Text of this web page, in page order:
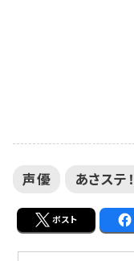
声優 あさステ！
ポスト